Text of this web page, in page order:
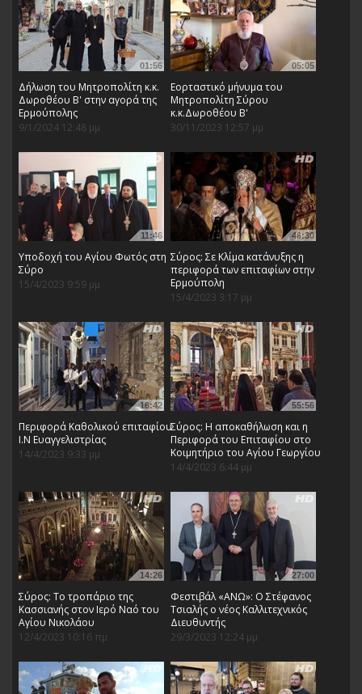
01:56
Δήλωση του Μητροπολίτη κ.κ.
Δωροθέου Β' στην αγορά της
Ερμούπολης
9/1/2024 12:48 μμ
05:05
Εορταστικό μήνυμα του
Μητροπολίτη Σύρου
κ.κ.Δωροθέου Β'
30/11/2023 12:57 μμ
11:46
Υποδοχή του Αγίου Φωτός στη
Σύρο
15/4/2023 9:59 μμ
46:30
Σύρος: Σε Κλίμα κατάνυξης η
περιφορά των επιταφίων στην
Ερμούπολη
15/4/2023 3:17 μμ
16:42
Περιφορά Καθολικού επιταφίου
Ι.Ν Ευαγγελιστρίας
14/4/2023 9:33 μμ
55:56
Σύρος: Η αποκαθήλωση και η
Περιφορά του Επιταφίου στο
Κοιμητήριο του Αγίου Γεωργίου
14/4/2023 6:44 μμ
14:26
Σύρος: Το τροπάριο της
Κασσιανής στον Ιερό Ναό του
Αγίου Νικολάου
12/4/2023 10:16 πμ
27:00
Φεστιβάλ «ΑΝΩ»: Ο Στέφανος
Τσιαλής ο νέος Καλλιτεχνικός
Διευθυντής
29/3/2023 12:24 μμ